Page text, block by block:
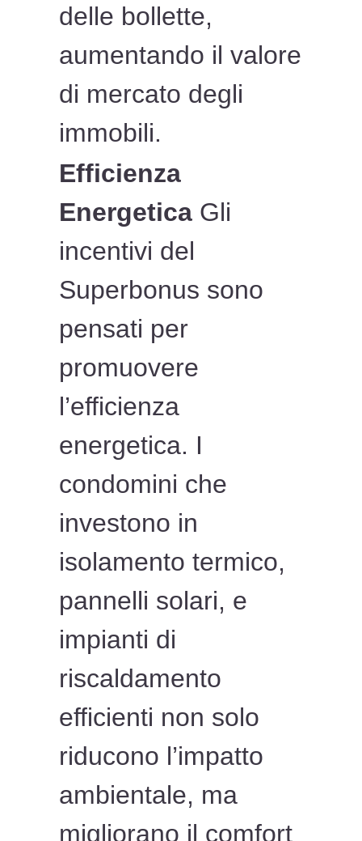
delle bollette,
aumentando il valore
di mercato degli
immobili.
Efficienza
Energetica Gli
incentivi del
Superbonus sono
pensati per
promuovere
l’efficienza
energetica. I
condomini che
investono in
isolamento termico,
pannelli solari, e
impianti di
riscaldamento
efficienti non solo
riducono l’impatto
ambientale, ma
migliorano il comfort